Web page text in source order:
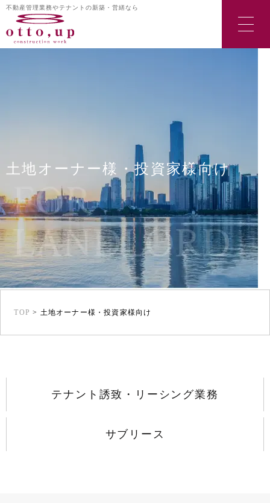
不動産管理業務やテナントの新築・営繕なら
土地オーナー様・投資家様向け
TOP > 土地オーナー様・投資家様向け
テナント誘致・リーシング業務
サブリース